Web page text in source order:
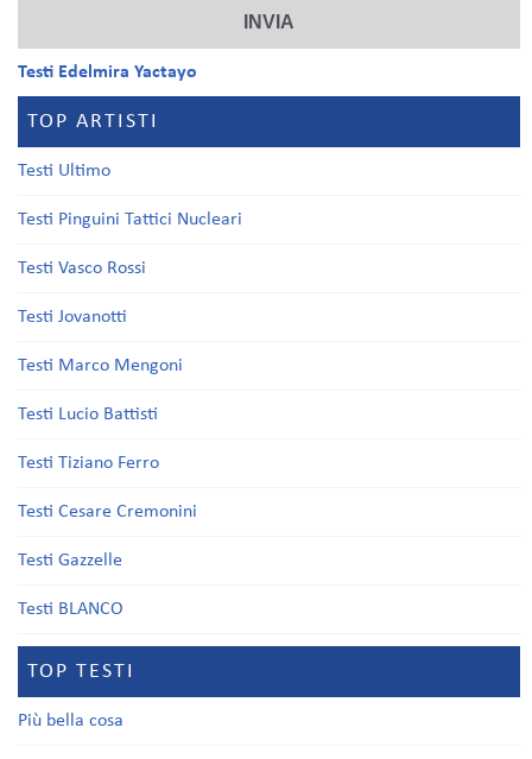
Testi Edelmira Yactayo
TOP ARTISTI
Testi Ultimo
Testi Pinguini Tattici Nucleari
Testi Vasco Rossi
Testi Jovanotti
Testi Marco Mengoni
Testi Lucio Battisti
Testi Tiziano Ferro
Testi Cesare Cremonini
Testi Gazzelle
Testi BLANCO
TOP TESTI
Più bella cosa